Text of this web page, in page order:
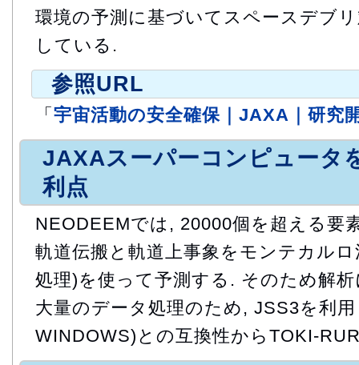
環境の予測に基づいてスペースデブ
している.
参照URL
「 宇宙活動の安全確保｜JAXA｜研究
JAXAスーパーコンピュータ
利点
NEODEEMでは, 20000個を超える要
軌道伝搬と軌道上事象をモンテカル
処理)を使って予測する. そのため解
大量のデータ処理のため, JSS3を利
WINDOWS)との互換性からTOKI-